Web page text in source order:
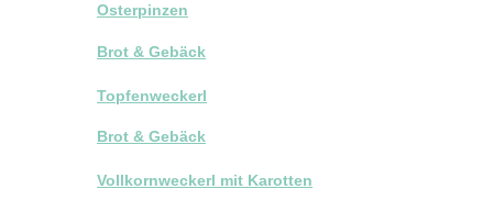
Osterpinzen
Brot & Gebäck
Topfenweckerl
Brot & Gebäck
Vollkornweckerl mit Karotten